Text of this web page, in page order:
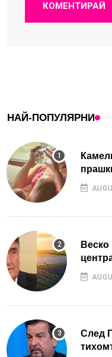
КОМЕНТИРАЙ
НАЙ-ПОПУЛЯРНИ
След